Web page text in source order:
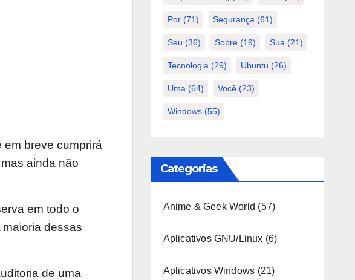
em breve cumprirá
ainda não
em todo o
dessas
de uma
Por(71) Segurança (61)
Seu (36) Sobre(19) Sua (21)
Tecnologia (29) Ubuntu (26)
Uma (64) Você(23)
Windows(55)
Categorias
Anime & Geek World (57)
Aplicativos GNU/Linux (6)
Aplicativos Windows (21)